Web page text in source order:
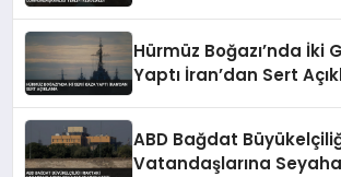
Hürmüz Boğazı’nda İki
Yaptı İran’dan Sert
ABD Bağdat
Vatandaşlarına